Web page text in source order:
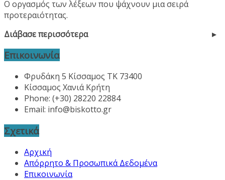
Ο οργασμός των λέξεων που ψάχνουν μια σειρά
προτεραιότητας.
Διάβασε περισσότερα
Επικοινωνία
Φρυδάκη 5 Κίσσαμος ΤΚ 73400
Κίσσαμος Χανιά Κρήτη
Phone: (+30) 28220 22884
Email: info@biskotto.gr
Σχετικά
Αρχική
Απόρρητο & Προσωπικά Δεδομένα
Επικοινωνία